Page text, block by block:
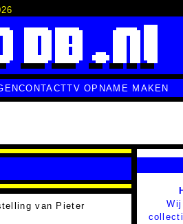
CONTACTTV OPNAME MAKEN
van Pieter